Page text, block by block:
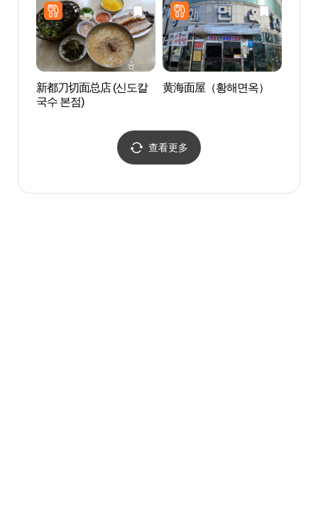
新都刀切面总店 (신도칼
국수 본점)
黄海面屋（황해면옥）
查看更多